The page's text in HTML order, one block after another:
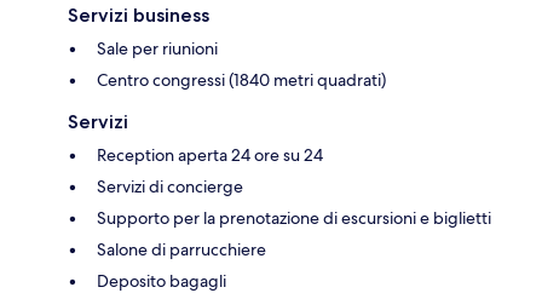
Servizi business
Sale per riunioni
Centro congressi (1840 metri quadrati)
Servizi
Reception aperta 24 ore su 24
Servizi di concierge
Supporto per la prenotazione di escursioni e biglietti
Salone di parrucchiere
Deposito bagagli